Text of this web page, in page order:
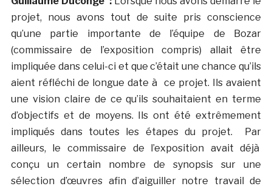
projet, nous avons tout de suite pris conscience
qu’une partie importante de l’équipe de Bozar
(commissaire de l’exposition compris) allait être
impliquée dans celui-ci et que c’était une chance qu’ils
aient réfléchi de longue date à ce projet. Ils avaient
une vision claire de ce qu’ils souhaitaient en terme
d’objectifs et de moyens. Ils ont été extrêmement
impliqués dans toutes les étapes du projet. Par
ailleurs, le commissaire de l’exposition avait déjà
conçu un certain nombre de synopsis sur une
sélection d’œuvres afin d’aiguiller notre travail de